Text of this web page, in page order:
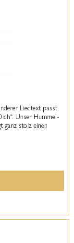
Liedtext passt
Unser Hummel-
ganz stolz einen